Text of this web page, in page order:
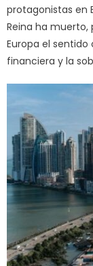
protagonistas en
Reina ha
Europa el
financiera y la